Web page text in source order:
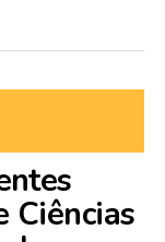
Ciências